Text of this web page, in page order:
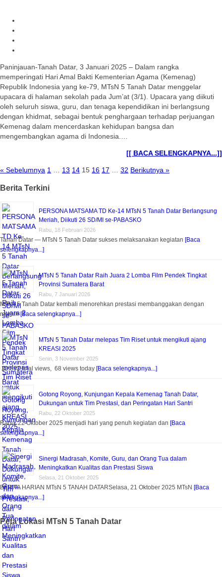
Paninjauan-Tanah Datar, 3 Januari 2025 – Dalam rangka
memperingati Hari Amal Bakti Kementerian Agama (Kemenag)
Republik Indonesia yang ke-79, MTsN 5 Tanah Datar menggelar
upacara di halaman sekolah pada Jum’at (3/1). Upacara yang diikuti
oleh seluruh siswa, guru, dan tenaga kependidikan ini berlangsung
dengan khidmat, sebagai bentuk penghargaan terhadap perjuangan
Kemenag dalam mencerdaskan kehidupan bangsa dan
mengembangkan agama di Indonesia.…
[[ BACA SELENGKAPNYA...]]
« Sebelumnya 1 13 14 15 16 17 32 Berikutnya »
Berita Terkini
PERSONA MATSAMA TD Ke-14 MTsN 5 Tanah Datar Berlangsung
Meriah, Diikuti 26 SD/MI se-PABASKO
Rabu, 18 Februari 2026
Tanah Datar — MTsN 5 Tanah Datar sukses melaksanakan kegiatan [Baca
selengkapnya...]
MTsN 5 Tanah Datar Raih Juara 2 Lomba Film Pendek Tingkat
Provinsi Sumatera Barat
Rabu, 7 Januari 2026
MTsN 5 Tanah Datar kembali menorehkan prestasi membanggakan dengan
meraih[Baca selengkapnya...]
MTsN 5 Tanah Datar melepas Tim Riset untuk mengikuti ajang
KREASI 2025
Senin, 3 November 2025
20,832 total views, 68 views today [Baca selengkapnya...]
Gotong Royong, Kunjungan Kepala Kemenag Tanah Datar,
Dukungan untuk Tim Prestasi, dan Peringatan Hari Santri
Rabu, 22 Oktober 2025
Rabu, 22 Oktober 2025 menjadi hari yang penuh kegiatan dan [Baca
selengkapnya...]
Sinergi Madrasah, Komite, Guru, dan Orang Tua dalam
Meningkatkan Kualitas dan Prestasi Siswa
Selasa, 21 Oktober 2025
BERITA HARIAN MTsN 5 TANAH DATARSelasa, 21 Oktober 2025 MTsN [Baca
selengkapnya...]
Peta Lokasi MTsN 5 Tanah Datar